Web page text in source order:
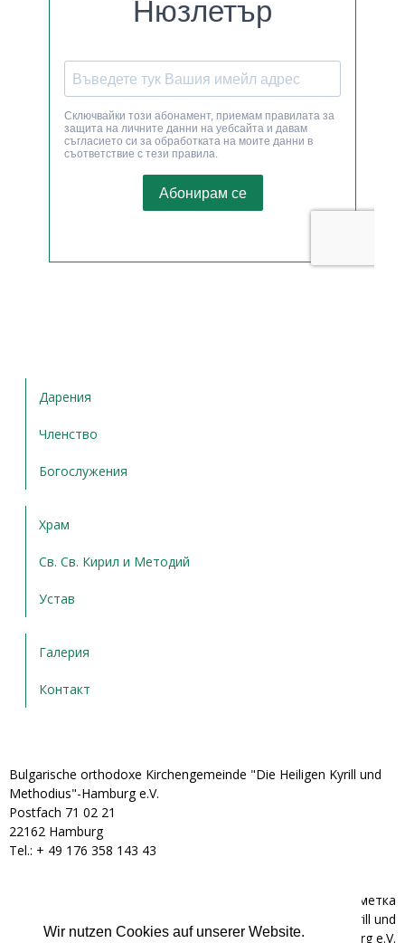
Wir nutzen Cookies auf unserer Website.
Дарения
Членство
Богослужения
Храм
Св. Св. Кирил и Методий
Устав
Галерия
Контакт
Bulgarische orthodoxe Kirchengemeinde "Die Heiligen Kyrill und
Methodius"-Hamburg e.V.
Postfach 71 02 21
22162 Hamburg
Tel.: + ‭49 176 358 143 43‬
Банкова сметка
Bulgarische orthodoxe Kirchengemeinde "Die Heiligen Kyrill und
Methodius"-Hamburg e.V.